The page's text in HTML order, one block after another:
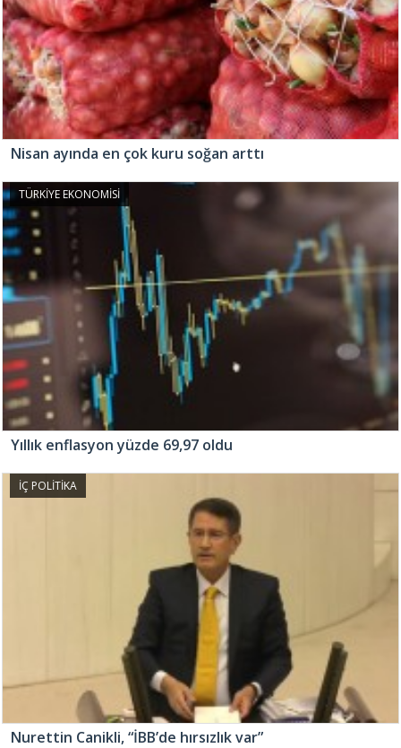
Nisan ayında en çok kuru soğan arttı
TÜRKİYE EKONOMİSİ
Yıllık enflasyon yüzde 69,97 oldu
İÇ POLİTİKA
Nurettin Canikli, “İBB’de hırsızlık var”